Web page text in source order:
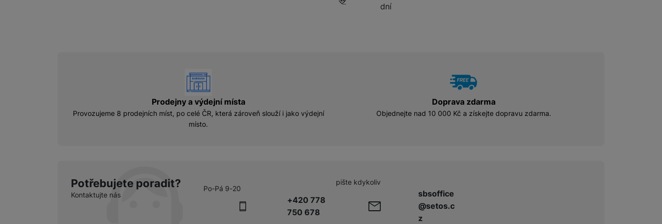
dní
Prodejny a výdejní místa
Provozujeme 8 prodejních míst, po celé ČR, která zároveň slouží i jako výdejní
místo.
Doprava zdarma
Objednejte nad 10 000 Kč a získejte dopravu zdarma.
Potřebujete poradit?
Kontaktujte nás
Po-Pá 9-20
+420 778
750 678
pište kdykoliv
sbsoffice
@setos.c
z